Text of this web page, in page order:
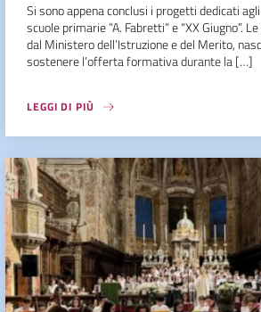
Si sono appena conclusi i progetti dedicati
scuole primarie ”A. Fabretti” e “XX Giugno”.
dal Ministero dell’Istruzione e del Merito,
sostenere l’offerta formativa durante la […]
LEGGI DI PIÙ